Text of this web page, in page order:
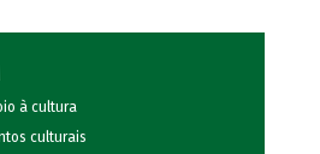
à cultura
culturais